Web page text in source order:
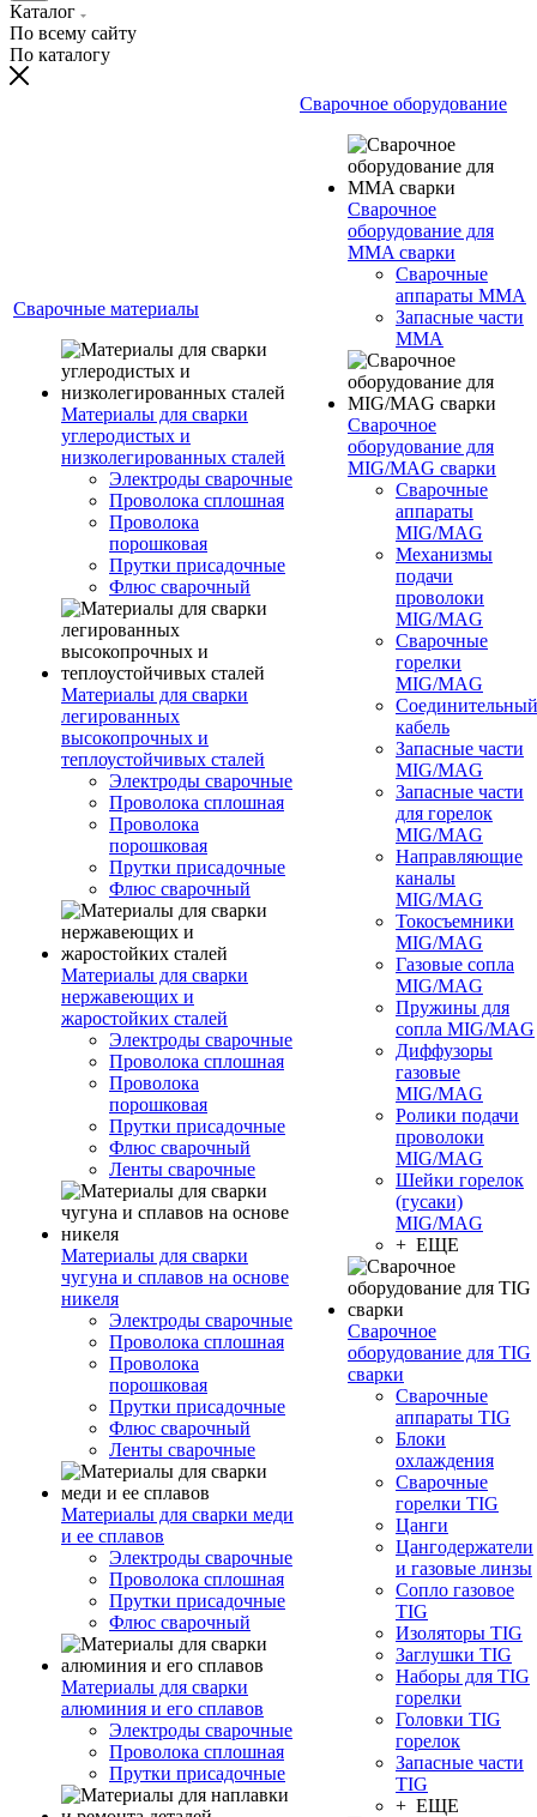
Каталог
По всему сайту
По каталогу
Сварочные материалы
Материалы для сварки
углеродистых и
низколегированных сталей
Электроды сварочные
Проволока сплошная
Проволока
порошковая
Прутки присадочные
Флюс сварочный
Материалы для сварки
легированных
высокопрочных и
теплоустойчивых сталей
Электроды сварочные
Проволока сплошная
Проволока
порошковая
Прутки присадочные
Флюс сварочный
Материалы для сварки
нержавеющих и
жаростойких сталей
Электроды сварочные
Проволока сплошная
Проволока
порошковая
Прутки присадочные
Флюс сварочный
Ленты сварочные
Материалы для сварки
чугуна и сплавов на основе
никеля
Электроды сварочные
Проволока сплошная
Проволока
порошковая
Прутки присадочные
Флюс сварочный
Ленты сварочные
Материалы для сварки меди
и ее сплавов
Электроды сварочные
Проволока сплошная
Прутки присадочные
Флюс сварочный
Материалы для сварки
алюминия и его сплавов
Электроды сварочные
Проволока сплошная
Прутки присадочные
Сварочное оборудование
Сварочное
оборудование для
MMA сварки
Сварочные
аппараты MMA
Запасные части
MMA
Сварочное
оборудование для
MIG/MAG сварки
Сварочные
аппараты
MIG/MAG
Механизмы
подачи
проволоки
MIG/MAG
Сварочные
горелки
MIG/MAG
Соединительный
кабель
Запасные части
MIG/MAG
Запасные части
для горелок
MIG/MAG
Направляющие
каналы
MIG/MAG
Токосъемники
MIG/MAG
Газовые сопла
MIG/MAG
Пружины для
сопла MIG/MAG
Диффузоры
газовые
MIG/MAG
Ролики подачи
проволоки
MIG/MAG
Шейки горелок
(гусаки)
MIG/MAG
+ ЕЩЕ
Сварочное
оборудование для TIG
сварки
Сварочные
аппараты TIG
Блоки
охлаждения
Сварочные
горелки TIG
Цанги
Цангодержатели
и газовые линзы
Сопло газовое
TIG
Изоляторы TIG
Заглушки TIG
Наборы для TIG
горелки
Головки TIG
горелок
Запасные части
TIG
+ ЕЩЕ